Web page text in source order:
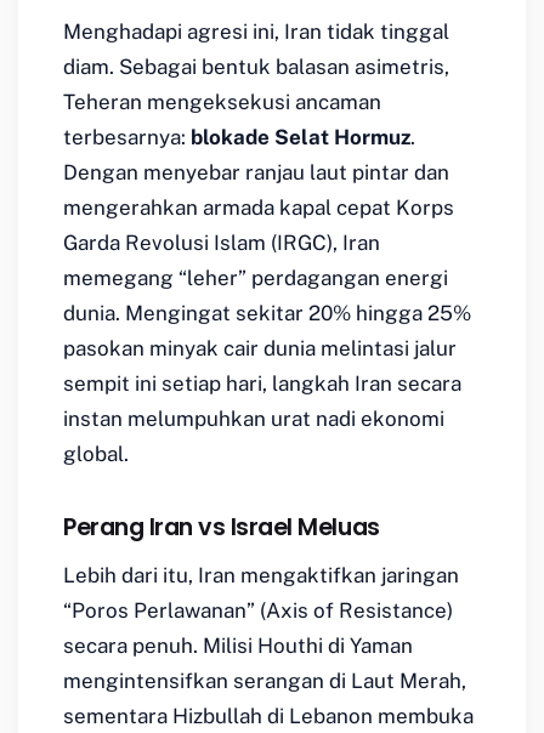
Menghadapi agresi ini, Iran tidak tinggal
diam. Sebagai bentuk balasan asimetris,
Teheran mengeksekusi ancaman
terbesarnya: blokade Selat Hormuz.
Dengan menyebar ranjau laut pintar dan
mengerahkan armada kapal cepat Korps
Garda Revolusi Islam (IRGC), Iran
memegang “leher” perdagangan energi
dunia. Mengingat sekitar 20% hingga 25%
pasokan minyak cair dunia melintasi jalur
sempit ini setiap hari, langkah Iran secara
instan melumpuhkan urat nadi ekonomi
global.
Perang Iran vs Israel Meluas
Lebih dari itu, Iran mengaktifkan jaringan
“Poros Perlawanan” (Axis of Resistance)
secara penuh. Milisi Houthi di Yaman
mengintensifkan serangan di Laut Merah,
sementara Hizbullah di Lebanon membuka